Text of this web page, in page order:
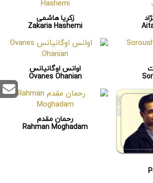
زکریا هاشمی
Zakaria Hashemi
اوانس اوگانیانس
Ovanes Ohanian
رحمان مقدم
Rahman Moghadam